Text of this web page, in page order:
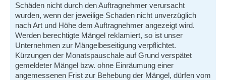
Schäden nicht durch den Auftragnehmer verursacht
wurden, wenn der jeweilige Schaden nicht unverzüglich
nach Art und Höhe dem Auftragnehmer angezeigt wird.
Werden berechtigte Mängel reklamiert, so ist unser
Unternehmen zur Mängelbeseitigung verpflichtet.
Kürzungen der Monatspauschale auf Grund verspätet
gemeldeter Mängel bzw. ohne Einräumung einer
angemessenen Frist zur Behebung der Mängel, dürfen vom